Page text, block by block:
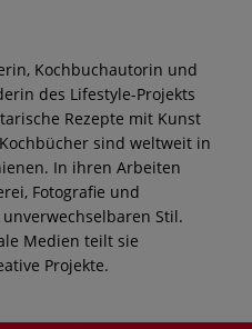
Kochbuchautorin und
des Lifestyle-Projekts
Rezepte mit Kunst
sind weltweit in
In ihren Arbeiten
Fotografie und
Stil.
Medien teilt sie
Projekte.